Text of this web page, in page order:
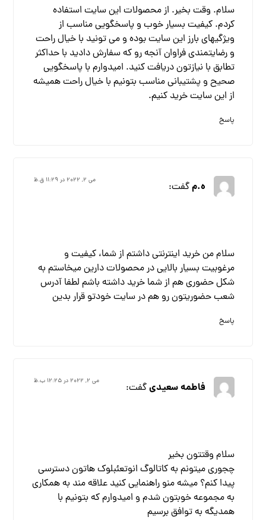
سلام. وقت بخیر. از محصولات این سایت استفاده
کردم. کیفیت بسیار خوب و پاسخگویی مناسب از
ویژگیهای بارز این سایت بوده و می تونید با خیال راحت
و رضایتمندی فراوان آنجه رو که سفارش دادید با حداکثر
تطابق با نیازتون دریافت کنید. امیدوارم با پاسخگویی
صحیح و پشتیبانی مناسب بتونیم با خیال راحت همیشه
از این سایت خرید کنیم.
پاسخ
ه.مگفت: می ۲, ۲۰۲۲ در ۱۱:۲۹ ق.ظ
سلام من خرید اینترنتی داشتم از شما، کیفیت و
مرغوبیت بسیار بالایی در محصولات دارین میخاستم به
شکل حضوری هم از شما خرید داشته باشم لطفا آدرس
شعب حضوریتون رو هم در سایت خودتو قرار بدین
پاسخ
فاطمه سعیدیگفت: می ۲, ۲۰۲۲ در ۱۲:۲۵ ب.ظ
سلام وقتتون بخیر
چجوری میتونم به کاتالوگ انوتعئبلوک هاتون دسترسی
پیدا کنم؟ میشه منو راهنمایی کنید علاقه مند به همکاری
به مجموعه خوبتون شدم و امیدوارم که بتونیم با
همدیگه به توافق برسیم